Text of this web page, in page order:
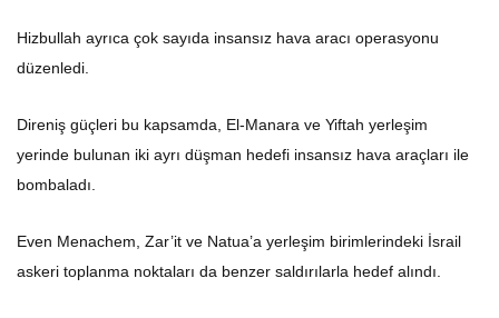
Hizbullah ayrıca çok sayıda insansız hava aracı operasyonu
düzenledi.
Direniş güçleri bu kapsamda, El-Manara ve Yiftah yerleşim
yerinde bulunan iki ayrı düşman hedefi insansız hava araçları ile
bombaladı.
Even Menachem, Zar’it ve Natua’a yerleşim birimlerindeki İsrail
askeri toplanma noktaları da benzer saldırılarla hedef alındı.